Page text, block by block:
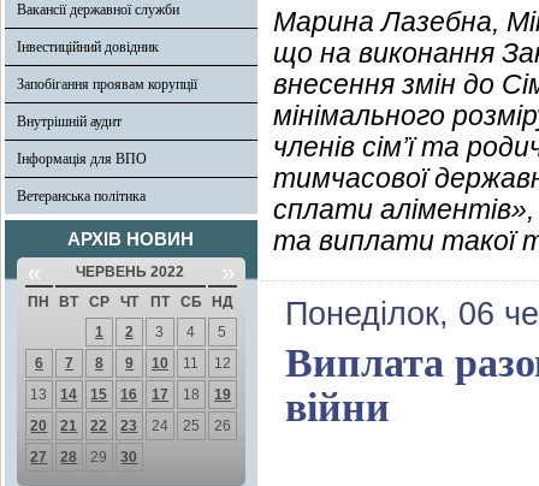
Вакансії державної служби
Інвестиційний довідник
Запобігання проявам корупції
Внутрішній аудит
Інформація для ВПО
Ветеранська політика
АРХІВ НОВИН
« ЧЕРВЕНЬ 2022 »
ПН ВТ СР ЧТ ПТ СБ
НД
1
2 3 4
5
6
7 8 9 10 11
12
13
14 15 16 17 18
19
20
21 22 23 24 25
26
27
28 29 30
Марина Лазебна,
що на виконання
внесення змін до
мінімального
членів сім’ї та
тимчасової
сплати
та виплати такої
Понеділок, 06
Виплата
війни